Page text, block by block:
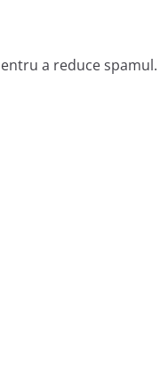
a reduce spamul.